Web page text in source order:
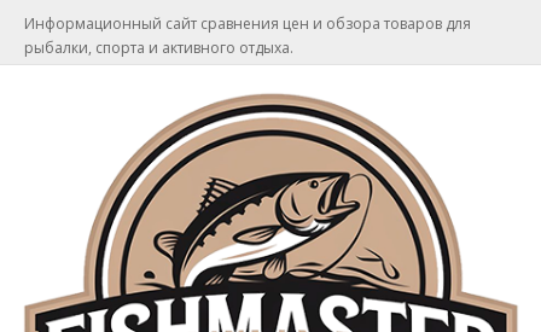
Информационный сайт сравнения цен и обзора товаров для
рыбалки, спорта и активного отдыха.